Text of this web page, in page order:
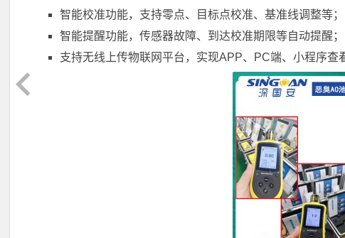
智能校准功能，支持零点、目标点校准、基准线调整等；
智能提醒功能，传感器故障、到达校准期限等自动提醒；
支持无线上传物联网平台，实现APP、PC端、小程序查